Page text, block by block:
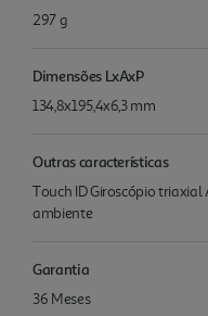
297 g
Dimensões LxAxP
134,8x195,4x6,3 mm
Outras características
Touch ID Giroscópio
ambiente
Garantia
36 Meses